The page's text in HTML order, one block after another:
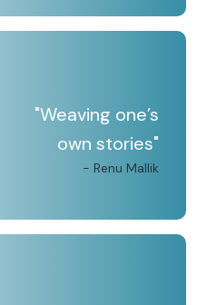
"Weaving one’s
own stories"
- Renu Mallik